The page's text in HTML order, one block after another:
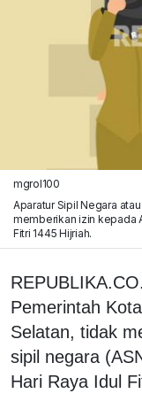
mgrol100
Aparatur Sipil Negara
memberikan izin kepada
Fitri 1445 Hijriah.
Pemerintah
Selatan, tidak
sipil negara
Hari Raya Idul